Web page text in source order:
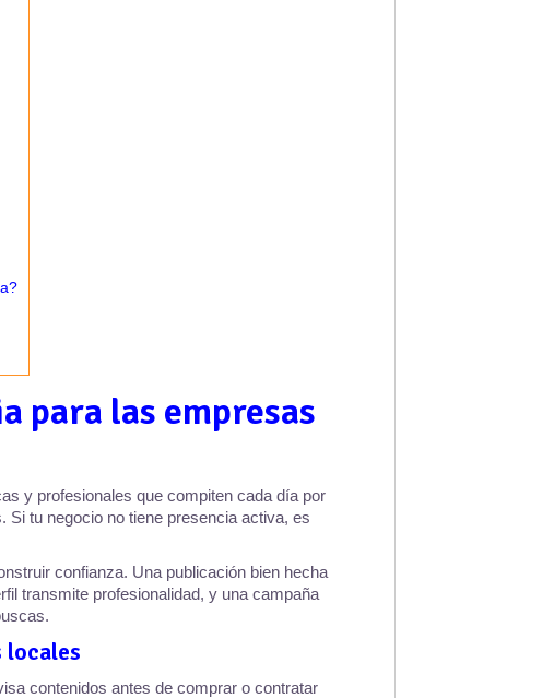
para las empresas
y profesionales que compiten cada día por
Si tu negocio no tiene presencia activa, es
confianza. Una publicación bien hecha
transmite profesionalidad, y una campaña
locales
contenidos antes de comprar o contratar